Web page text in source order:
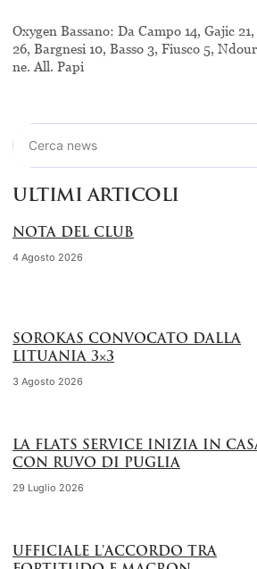
Oxygen Bassano: Da Campo 14, Gajic
26, Bargnesi 10, Basso 3, Fiusco 5,
ne. All. Papi
ULTIMI ARTICOLI
NOTA DEL CLUB
4 Agosto 2026
SOROKAS CONVOCATO DALLA
LITUANIA 3×3
3 Agosto 2026
LA FLATS SERVICE INIZIA IN
CON RUVO DI PUGLIA
29 Luglio 2026
UFFICIALE L’ACCORDO TRA